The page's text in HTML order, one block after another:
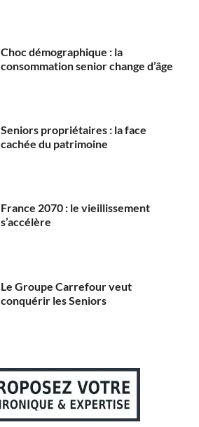
Choc démographique : la
consommation senior change d’âge
Seniors propriétaires : la face
cachée du patrimoine
France 2070 : le vieillissement
s’accélère
Le Groupe Carrefour veut
conquérir les Seniors